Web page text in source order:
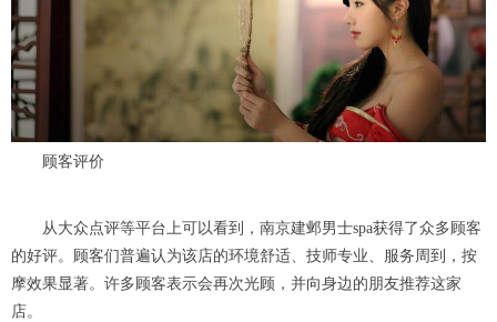
顾客评价
从大众点评等平台上可以看到，南京建邺男士spa获得了众多顾客
的好评。顾客们普遍认为该店的环境舒适、技师专业、服务周到，按
摩效果显著。许多顾客表示会再次光顾，并向身边的朋友推荐这家
店。